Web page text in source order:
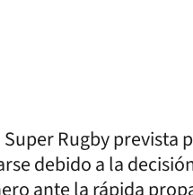
Rugby prevista
debido a la